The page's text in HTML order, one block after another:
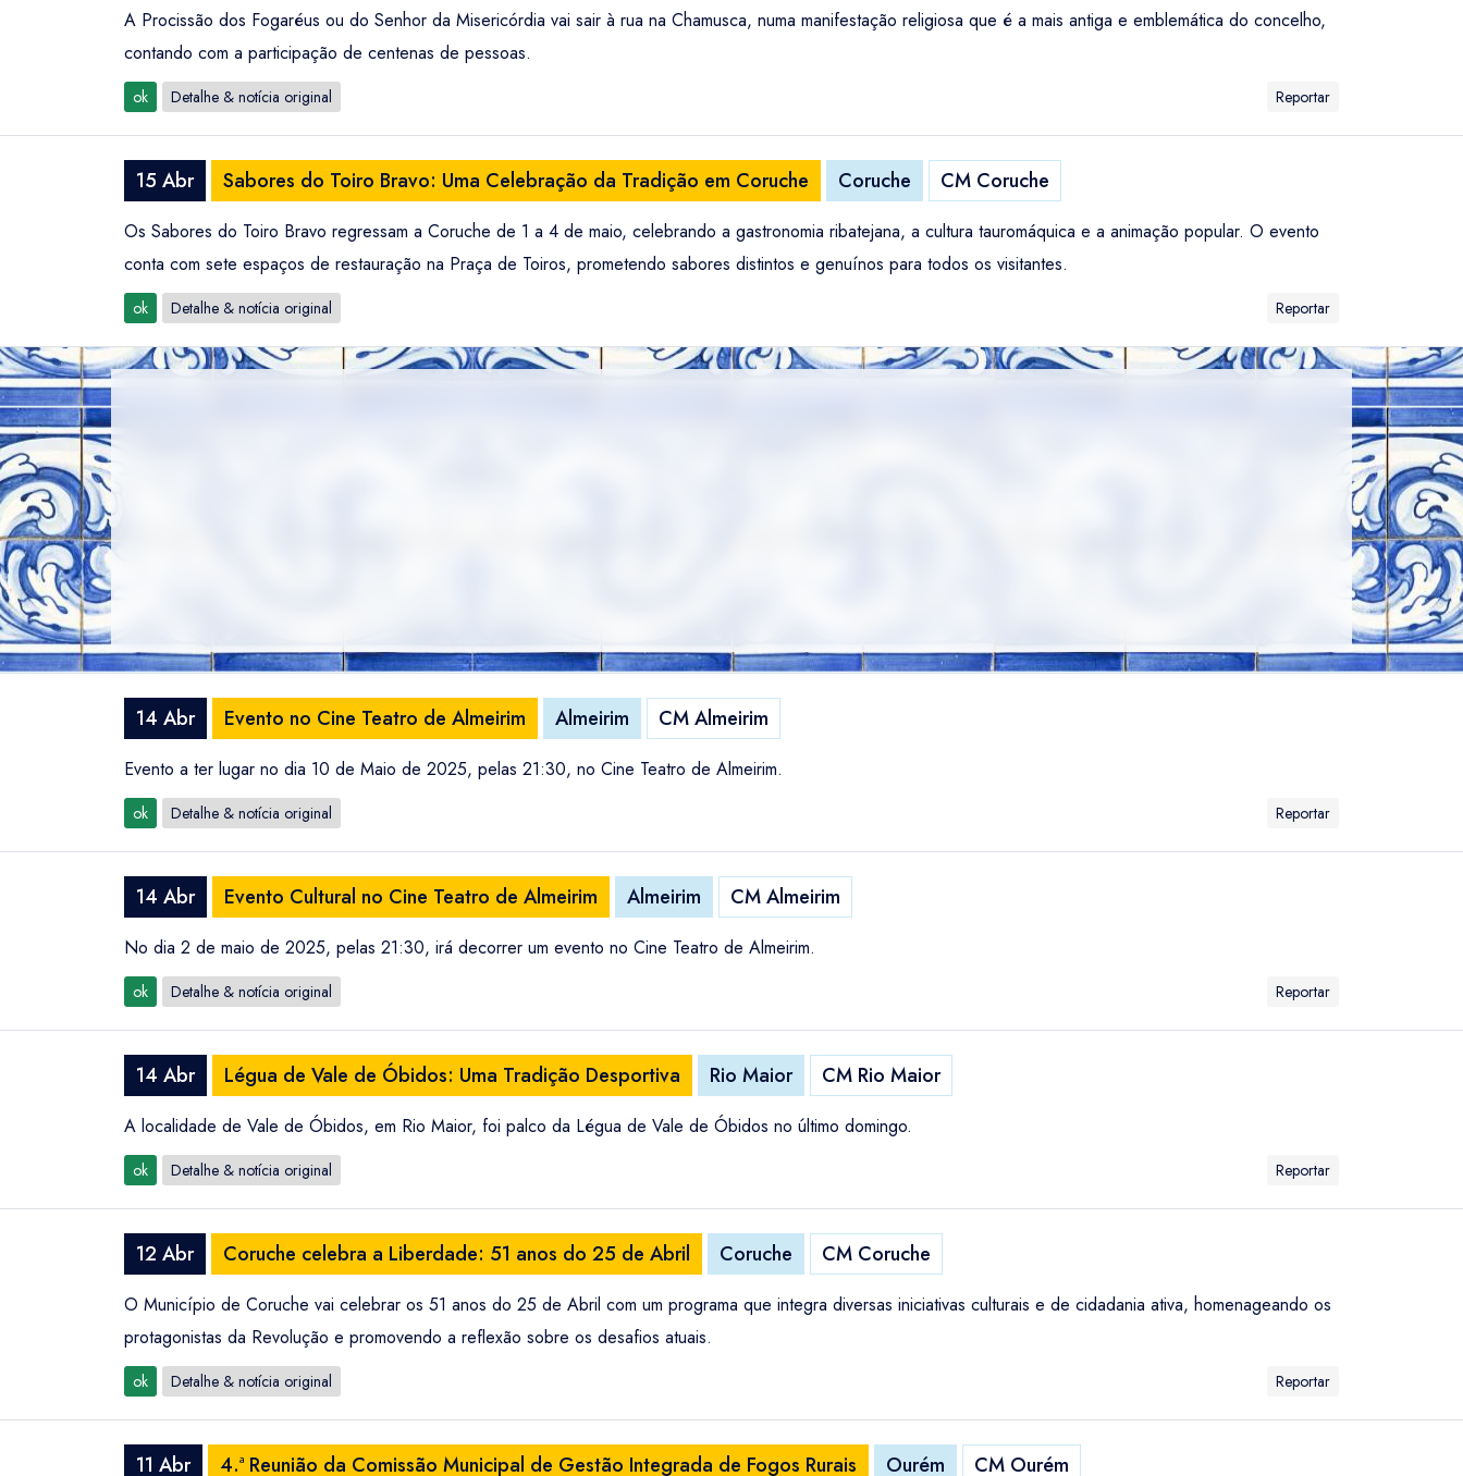
A Procissão dos Fogaréus ou do Senhor da Misericórdia vai sair à rua na Chamusca, numa manifestação religiosa que é a mais antiga e emblemática do concelho,
contando com a participação de centenas de pessoas.
ok Detalhe & notícia original Reportar
15 Abr Sabores do Toiro Bravo: Uma Celebração da Tradição em Coruche Coruche CM Coruche
Os Sabores do Toiro Bravo regressam a Coruche de 1 a 4 de maio, celebrando a gastronomia ribatejana, a cultura tauromáquica e a animação popular. O evento
conta com sete espaços de restauração na Praça de Toiros, prometendo sabores distintos e genuínos para todos os visitantes.
ok Detalhe & notícia original Reportar
14 Abr Evento no Cine Teatro de Almeirim Almeirim CM Almeirim
Evento a ter lugar no dia 10 de Maio de 2025, pelas 21:30, no Cine Teatro de Almeirim.
ok Detalhe & notícia original Reportar
14 Abr Evento Cultural no Cine Teatro de Almeirim Almeirim CM Almeirim
No dia 2 de maio de 2025, pelas 21:30, irá decorrer um evento no Cine Teatro de Almeirim.
ok Detalhe & notícia original Reportar
14 Abr Légua de Vale de Óbidos: Uma Tradição Desportiva Rio Maior CM Rio Maior
A localidade de Vale de Óbidos, em Rio Maior, foi palco da Légua de Vale de Óbidos no último domingo.
ok Detalhe & notícia original Reportar
12 Abr Coruche celebra a Liberdade: 51 anos do 25 de Abril Coruche CM Coruche
O Município de Coruche vai celebrar os 51 anos do 25 de Abril com um programa que integra diversas iniciativas culturais e de cidadania ativa, homenageando os
protagonistas da Revolução e promovendo a reflexão sobre os desafios atuais.
ok Detalhe & notícia original Reportar
11 Abr 4.ª Reunião da Comissão Municipal de Gestão Integrada de Fogos Rurais Ourém CM Ourém